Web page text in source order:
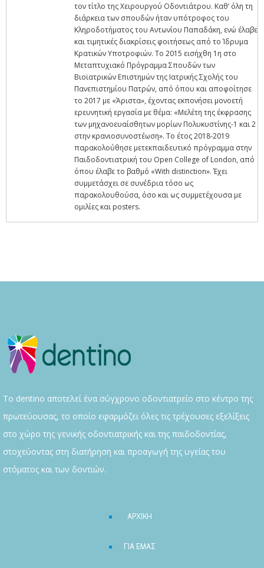
τον τίτλο της Χειρουργού Οδοντιάτρου. Καθ’ όλη τη
διάρκεια των σπουδών ήταν υπότροφος του
Κληροδοτήματος του Αντωνίου Παπαδάκη, ενώ έλαβε
και τιμητικές διακρίσεις φοιτήσεως από το Ίδρυμα
Κρατικών Υποτροφιών. Το 2015 εισήχθη 1η στο
Μεταπτυχιακό Πρόγραμμα Σπουδών των
Βιοϊατρικών Επιστημών της Ιατρικής Σχολής του
Πανεπιστημίου Πατρών, από όπου και αποφοίτησε
το 2017 με «Άριστα», έχοντας εκπονήσει μονοετή
ερευνητική εργασία με θέμα: «Μελέτη της έκφρασης
των μηχανοευαίσθητων μορίων Πολυκυστίνης-1 και 2
στην κρανιοσυνοστέωση». Το έτος 2018-2019
παρακολούθησε μετεκπαιδευτικό πρόγραμμα στην
Παιδοδοντιατρική του Open College of London, από
όπου έλαβε το βαθμό «With distinction». Έχει
συμμετάσχει σε συνέδρια τόσο ως
παρακολουθούσα, όσο και ως συμμετέχουσα με
ομιλίες και posters.
Το dentino αποτελεί ένα σύγχρονο οδοντιατρείο στο κέντρο της
πρωτεύουσας, το οποίο εφαρμόζει όλες τις τρέχουσες εξελίξεις
στο χώρο της γενικής οδοντιατρικής και της παιδοδοντίας,
στοχεύοντας στη διατήρηση και προαγωγή της υγείας του
στόματος και των δοντιών.
ΑΡΧΙΚΗ
ΓΙΑ ΕΜΑΣ